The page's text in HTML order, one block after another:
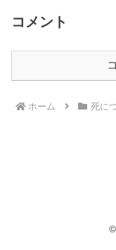
コメント
ホーム 死に